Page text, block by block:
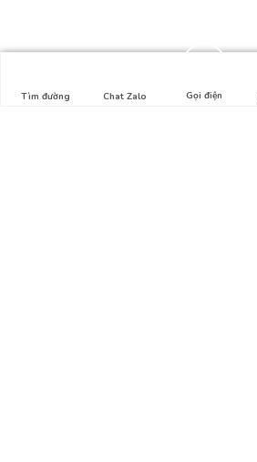
Tìm đường Chat Zalo Gọi điện